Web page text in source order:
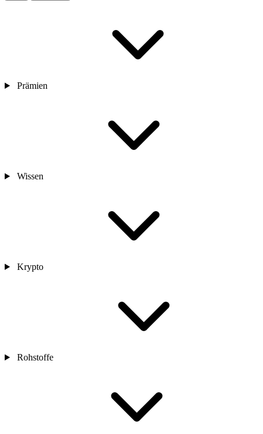
Prämien
Wissen
Krypto
Rohstoffe